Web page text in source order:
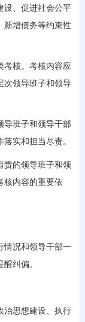
设、促进社会公平
新增债务等约束性
核。考核内容应
次领导班子和领导
班子和领导干部
实和担当尽责。
的领导班子和领
核内容的重要依
况和领导干部一
纠偏。
思想建设、执行